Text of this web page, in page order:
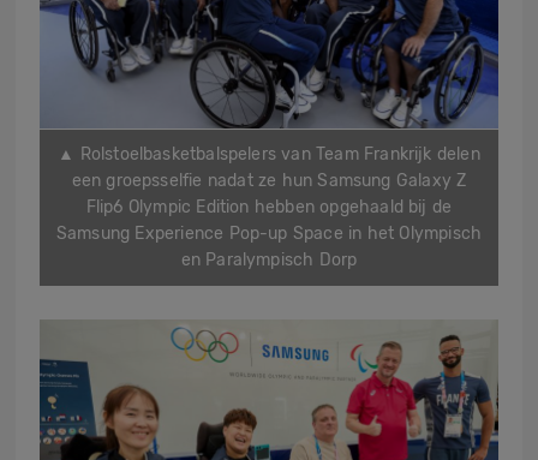
▲ Rolstoelbasketbalspelers van Team Frankrijk delen
een groepsselfie nadat ze hun Samsung Galaxy Z
Flip6 Olympic Edition hebben opgehaald bij de
Samsung Experience Pop-up Space in het Olympisch
en Paralympisch Dorp